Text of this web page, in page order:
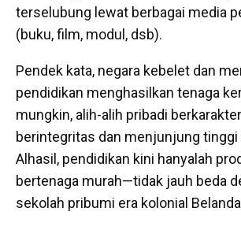
terselubung lewat berbagai media
(buku, film, modul, dsb).
Pendek kata, negara kebelet dan
pendidikan menghasilkan tenaga
mungkin, alih-alih pribadi
berintegritas dan menjunjung
Alhasil, pendidikan kini hanyalah
bertenaga murah—tidak jauh beda
sekolah pribumi era kolonial